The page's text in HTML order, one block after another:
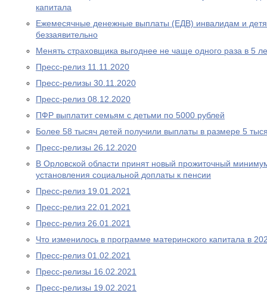
капитала
Ежемесячные денежные выплаты (ЕДВ) инвалидам и
беззаявительно
Менять страховщика выгоднее не чаще одного раза в 5
Пресс-релиз 11.11.2020
Пресс-релизы 30.11.2020
Пресс-релиз 08.12.2020
ПФР выплатит семьям с детьми по 5000 рублей
Более 58 тысяч детей получили выплаты в размере 5
Пресс-релизы 26.12.2020
В Орловской области принят новый прожиточный
установления социальной доплаты к пенсии
Пресс-релиз 19.01.2021
Пресс-релиз 22.01.2021
Пресс-релиз 26.01.2021
Что изменилось в программе материнского капитала в
Пресс-релиз 01.02.2021
Пресс-релизы 16.02.2021
Пресс-релизы 19.02.2021